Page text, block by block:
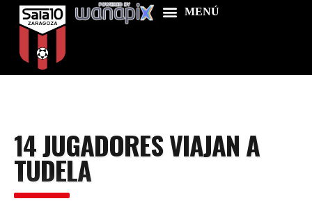
Food & Drink
Features
News
14 JUGADORES VIAJAN A
TUDELA